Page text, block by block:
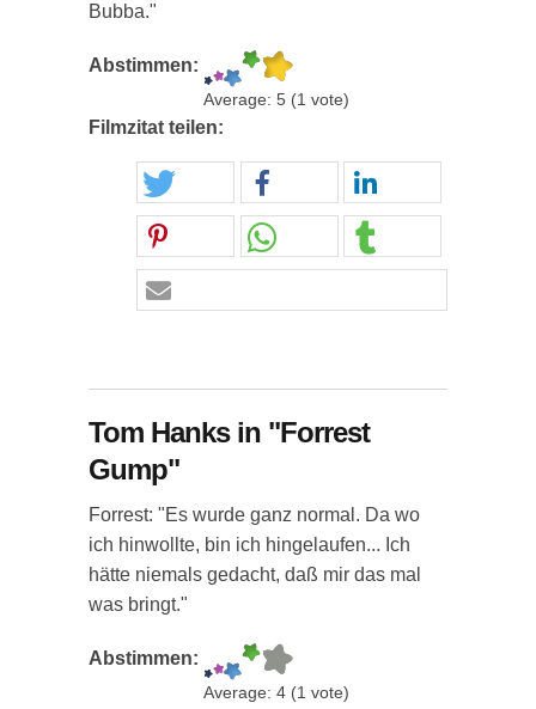
Bubba."
Abstimmen:
Average: 5 (1 vote)
Filmzitat teilen:
Tom Hanks in "Forrest
Gump"
Forrest: "Es wurde ganz normal. Da wo
ich hinwollte, bin ich hingelaufen... Ich
hätte niemals gedacht, daß mir das mal
was bringt."
Abstimmen:
Average: 4 (1 vote)